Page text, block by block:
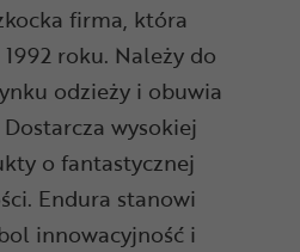
firma, która
roku. Należy do
odzieży i obuwia
wysokiej
o fantastycznej
Endura stanowi
innowacyjność i